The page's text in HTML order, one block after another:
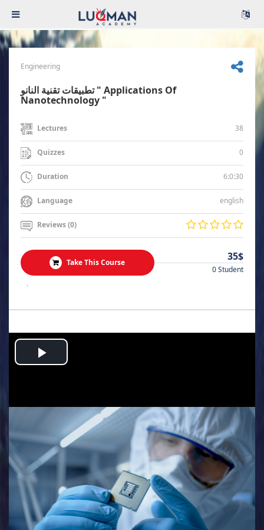
Engineering
تطبيقات تقنية النانو " Applications Of
Nanotechnology "
Lectures 38
Quizzes 0
Duration 6:0:30
Language english
Reviews (0)
Take This Course 35$
0 Student
.
Play